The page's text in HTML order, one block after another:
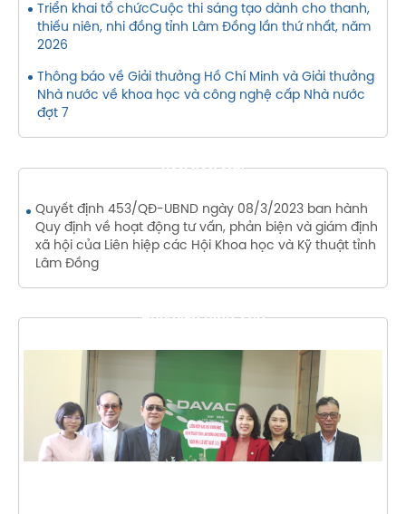
Triển khai tổ chứcCuộc thi sáng tạo dành cho thanh,
thiếu niên, nhi đồng tỉnh Lâm Đồng lần thứ nhất, năm
2026
Thông báo về Giải thưởng Hồ Chí Minh và Giải thưởng
Nhà nước về khoa học và công nghệ cấp Nhà nước
đợt 7
VĂN BẢN MỚI
Quyết định 453/QĐ-UBND ngày 08/3/2023 ban hành
Quy định về hoạt động tư vấn, phản biện và giám định
xã hội của Liên hiệp các Hội Khoa học và Kỹ thuật tỉnh
Lâm Đồng
THƯ VIỆN HÌNH ẢNH